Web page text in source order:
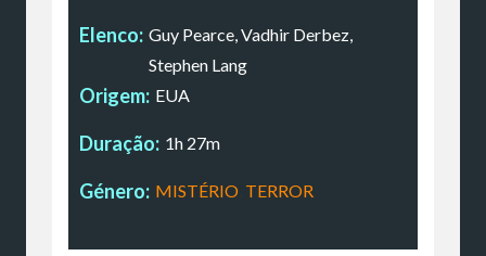
Elenco: Guy Pearce, Vadhir Derbez,
Stephen Lang
Origem: EUA
Duração: 1h 27m
Género: MISTÉRIO, TERROR